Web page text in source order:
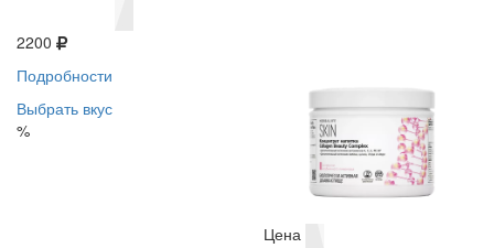
2200
Подробности
Выбрать вкус
%
Цена